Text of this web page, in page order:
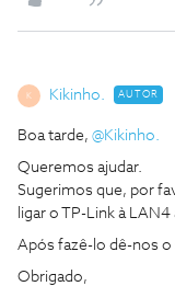
K Kikinho. AUTOR
Boa tarde, @Kikinho.
Queremos ajudar.
Sugerimos que, por
ligar o TP-Link à
Após fazê-lo dê-nos o
Obrigado,